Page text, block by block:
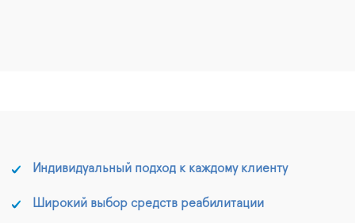
Индивидуальный подход к каждому клиенту
Широкий выбор средств реабилитации